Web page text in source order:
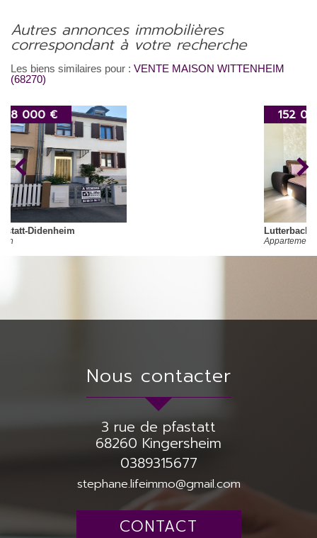
autres annonces immobilières
correspondant à votre recherche
Les biens similaires pour : VENTE MAISON WITTENHEIM
(68270)
152 000 €
nous contacter
3 rue de pfastatt
68260 Kingersheim
0389315677
stephane.lifeimmo@gmail.com
CONTACT